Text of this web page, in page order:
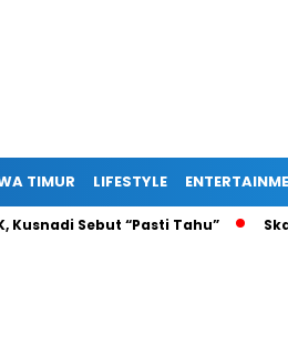
TIMUR LIFESTYLE
Sebut “Pasti Tahu”